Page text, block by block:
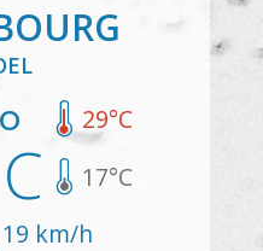
29°C
17°C
19 km/h